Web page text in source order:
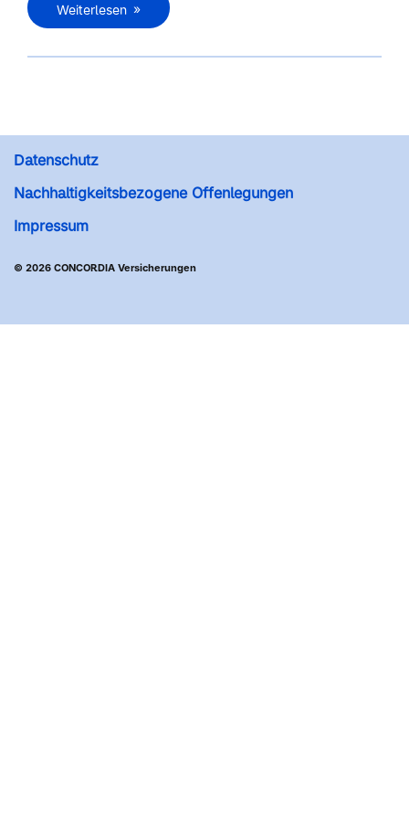
Weiterlesen
Datenschutz
Nachhaltigkeitsbezogene Offenlegungen
Impressum
© 2026 CONCORDIA Versicherungen